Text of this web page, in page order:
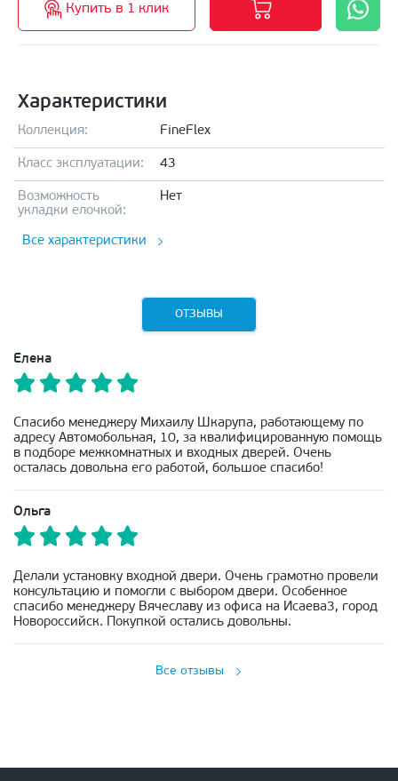
Купить в 1 клик
Характеристики
Коллекция: FineFlex
Класс эксплуатации: 43
Возможность
укладки елочкой:
Нет
Все характеристики
ОТЗЫВЫ
Елена
Спасибо менеджеру Михаилу Шкарупа, работающему по
адресу Автомобольная, 10, за квалифицированную помощь
в подборе межкомнатных и входных дверей. Очень
осталась довольна его работой, большое спасибо!
Ольга
Делали установку входной двери. Очень грамотно провели
консультацию и помогли с выбором двери. Особенное
спасибо менеджеру Вячеславу из офиса на Исаева3, город
Новороссийск. Покупкой остались довольны.
Все отзывы